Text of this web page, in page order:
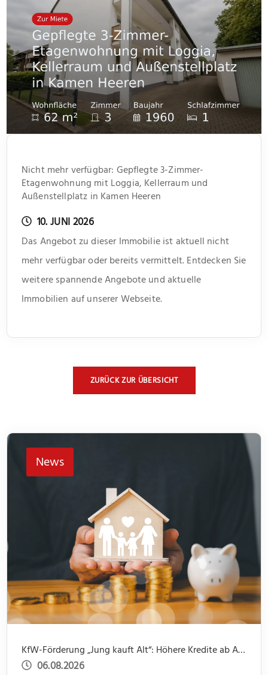
Nicht mehr verfügbar: Gepflegte 3-Zimmer-
Etagenwohnung mit Loggia, Kellerraum und
Außenstellplatz in Kamen Heeren
10. JUNI 2026
Das Angebot zu dieser Immobilie ist aktuell nicht
mehr verfügbar oder bereits vermittelt. Entdecken Sie
weitere spannende Angebote und aktuelle
Immobilien auf unserer Webseite.
ZURÜCK ZUR ÜBERSICHT
News
KfW-Förderung „Jung kauft Alt“: Höhere Kredite ab August 2026
06.08.2026